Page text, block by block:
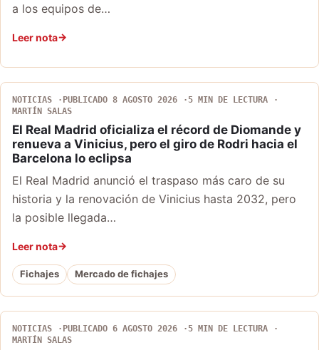
a los equipos de…
Leer nota
NOTICIAS PUBLICADO 8 AGOSTO 2026
5 MIN DE LECTURA
MARTÍN SALAS
El Real Madrid oficializa el récord de Diomande y
renueva a Vinicius, pero el giro de Rodri hacia el
Barcelona lo eclipsa
El Real Madrid anunció el traspaso más caro de su
historia y la renovación de Vinicius hasta 2032, pero
la posible llegada…
Leer nota
Fichajes Mercado de fichajes
NOTICIAS PUBLICADO 6 AGOSTO 2026
5 MIN DE LECTURA
MARTÍN SALAS